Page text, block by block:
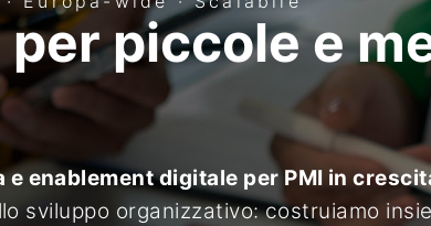
piccole e
enablement digitale per PMI in
sviluppo organizzativo: costruiamo